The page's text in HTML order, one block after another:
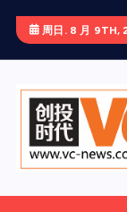
正
周日. 8 月 9TH,